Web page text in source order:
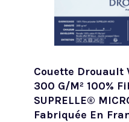
Couette Drouault
300 G/m² 100%
SUPRELLE®
Fabriquée En